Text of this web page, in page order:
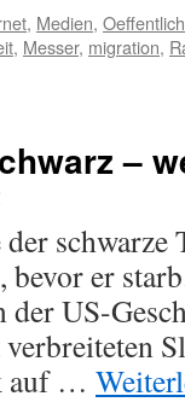
, Medien,
, Messer, migration,
–
schwarze
er
US-
auf …